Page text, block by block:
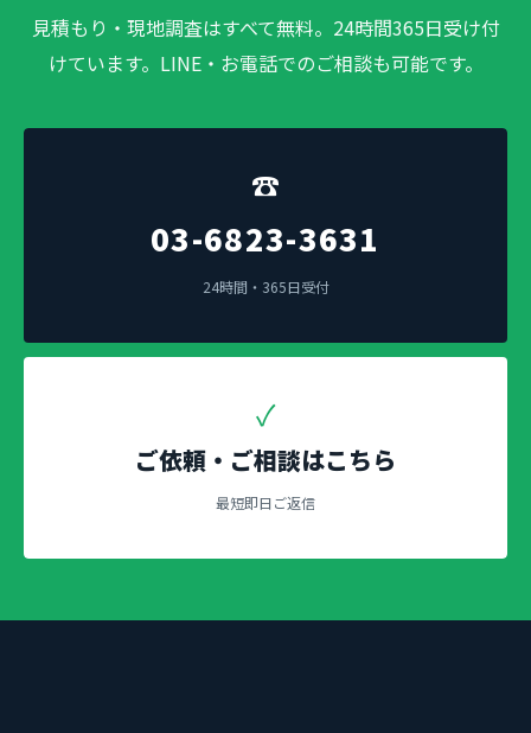
見積もり・現地調査はすべて無料。24時間365日受け付
けています。LINE・お電話でのご相談も可能です。
☎
03-6823-3631
24時間・365日受付
✓
ご依頼・ご相談はこちら
最短即日ご返信